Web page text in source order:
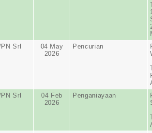
Srl
04 May
2026
Pencurian
Srl
04 Feb
2026
Penganiayaan